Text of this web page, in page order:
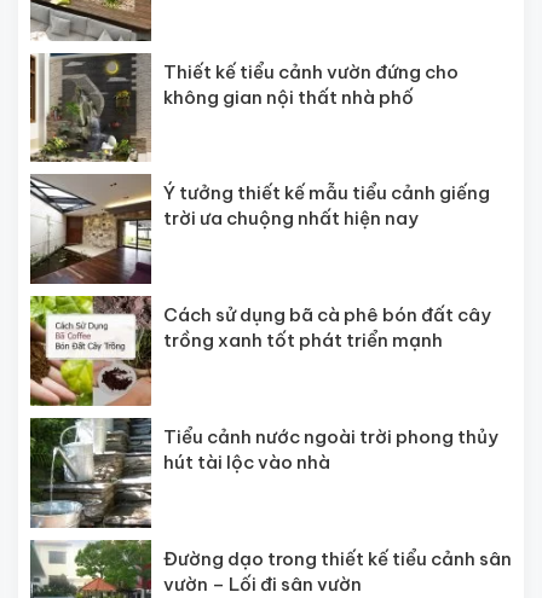
Thiết kế tiểu cảnh vườn đứng cho
không gian nội thất nhà phố
Ý tưởng thiết kế mẫu tiểu cảnh giếng
trời ưa chuộng nhất hiện nay
Cách sử dụng bã cà phê bón đất cây
trồng xanh tốt phát triển mạnh
Tiểu cảnh nước ngoài trời phong thủy
hút tài lộc vào nhà
Đường dạo trong thiết kế tiểu cảnh sân
vườn – Lối đi sân vườn